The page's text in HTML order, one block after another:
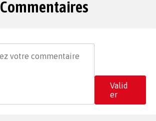
Commentaires
Valid
er